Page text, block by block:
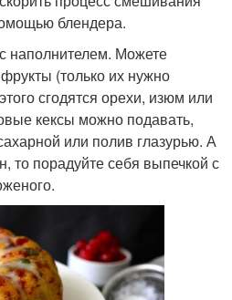
блендера.
наполнителем. Можете
(только их нужно
сгодятся орехи, изюм или
кексы можно подавать,
или полив глазурью. А
то порадуйте себя выпечкой с